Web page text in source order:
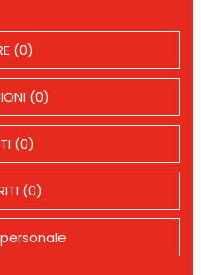
(0)
(0)
(0)
(0)